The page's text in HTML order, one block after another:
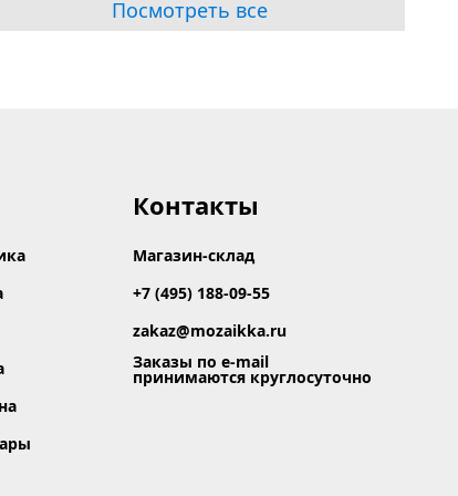
Посмотреть все
Контакты
Магазин-склад
+7 (495) 188-09-55
zakaz@mozaikka.ru
Заказы по e-mail
принимаются круглосуточно